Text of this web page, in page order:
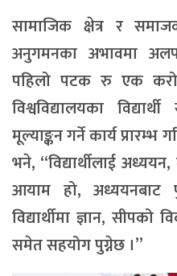
सामाजिक क्षेत्र र
अनुगमनका अभावमा
पहिलो पटक रु एक
विश्वविद्यालयका
मूल्याङ्कन गर्ने कार्य प्रारम्भ
भने, “विद्यार्थीलाई
आयाम हो, अध्ययनबाट
विद्यार्थीमा ज्ञान,
समेत सहयोग पुग्नेछ ।”